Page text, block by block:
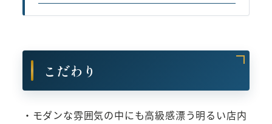
こだわり
・モダンな雰囲気の中にも高級感漂う明るい店内